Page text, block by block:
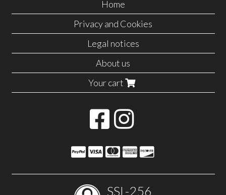
Home
Privacy and Cookies
Legal notices
About us
Your cart
SSL-256